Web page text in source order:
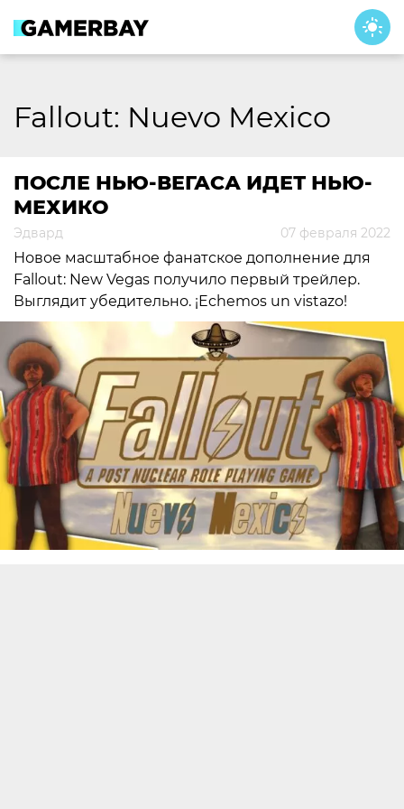
content
Fallout: Nuevo Mexico
ПОСЛЕ НЬЮ-ВЕГАСА ИДЕТ НЬЮ-
МЕХИКО
Эдвард 07 февраля 2022
Новое масштабное фанатское дополнение для
Fallout: New Vegas получило первый трейлер.
Выглядит убедительно. ¡Echemos un vistazo!